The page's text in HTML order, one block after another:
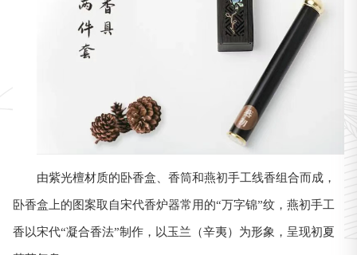
由紫光檀材质的卧香盒、香筒和燕初手工线香组合而成，
卧香盒上的图案取自宋代香炉器常用的“万字锦”纹，燕初手工
香以宋代“凝合香法”制作，以玉兰（辛夷）为形象，呈现初夏